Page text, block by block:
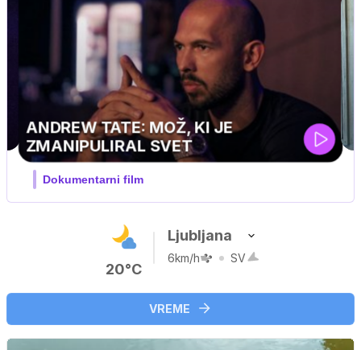
MOJ PRIJATELJ PINGVIN
Film meseca / družinski, pustolovski
20°C
Ljubljana
6km/h SV
VREME